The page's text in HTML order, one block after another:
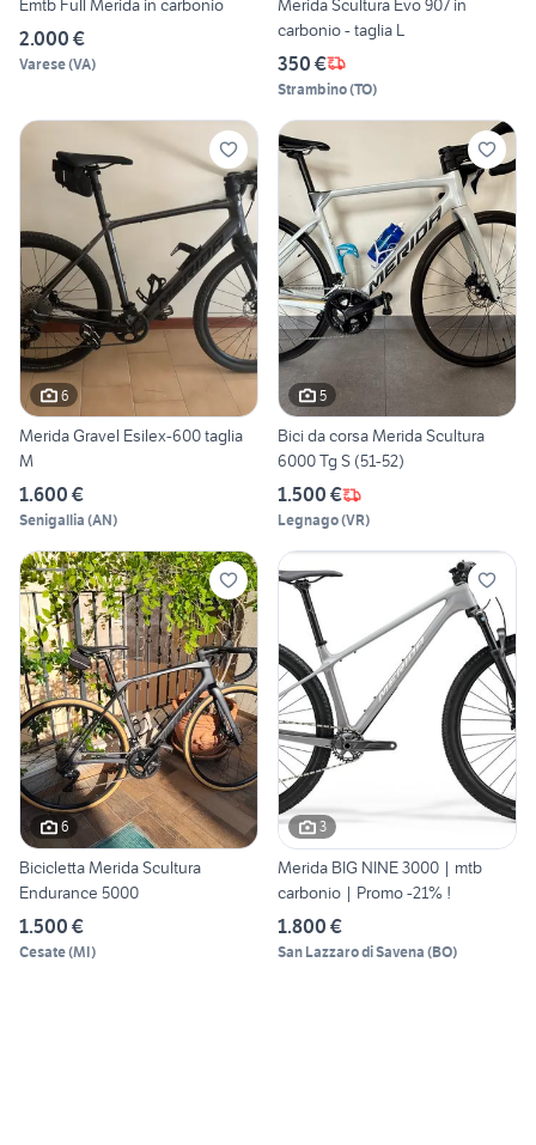
Emtb Full Merida in carbonio
2.000 €
Varese(VA)
Merida Scultura Evo 907 in
carbonio - taglia L
350 €
Strambino(TO)
6
Merida Gravel Esilex-600 taglia
M
1.600 €
Senigallia (AN)
5
Bici da corsa Merida Scultura
6000 Tg S (51-52)
1.500 €
Legnago(VR)
6
Bicicletta Merida Scultura
Endurance 5000
1.500 €
Cesate(MI)
3
Merida BIG NINE 3000 | mtb
carbonio | Promo -21% !
1.800 €
San Lazzaro di Savena (BO)